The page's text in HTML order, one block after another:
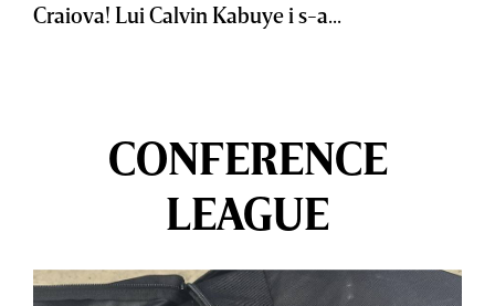
Craiova! Lui Calvin Kabuye i s-a...
CONFERENCE
LEAGUE